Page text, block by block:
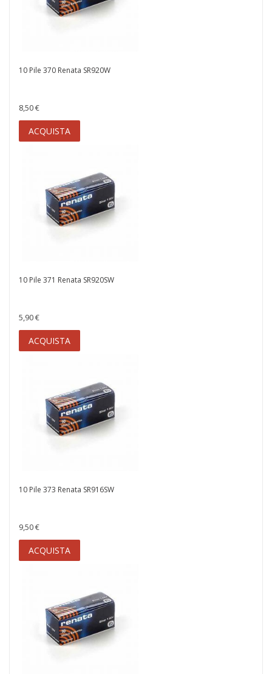
10 Pile 370 Renata SR920W
8,50 €
ACQUISTA
10 Pile 371 Renata SR920SW
5,90 €
ACQUISTA
10 Pile 373 Renata SR916SW
9,50 €
ACQUISTA